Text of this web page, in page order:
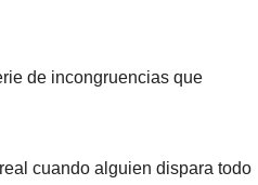
de incongruencias que
cuando alguien dispara todo